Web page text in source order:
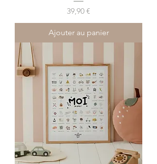
Prix
39,90 €
Ajouter au panier